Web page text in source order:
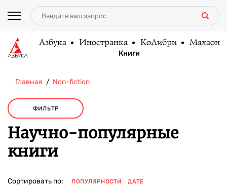
Азбука Иностранка КоЛибри Махаон
Книги
Главная Non-fiction
ФИЛЬТР
Научно-популярные
книги
Сортировать по: ПОПУЛЯРНОСТИ ДАТЕ